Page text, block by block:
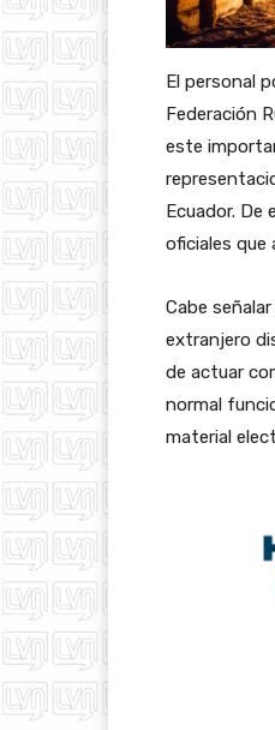
El personal
Federación
este
Ecuador. De
oficiales que
Cabe
extranjero
de actuar
normal
material